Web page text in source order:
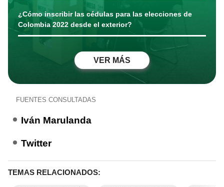
¿Cómo inscribir las cédulas para las elecciones de
Colombia 2022 desde el exterior?
VER MÁS
FUENTES CONSULTADAS
Iván Marulanda
Twitter
TEMAS RELACIONADOS: